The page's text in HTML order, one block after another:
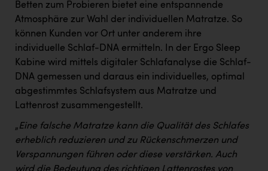
Betten zum Probieren bietet eine entspannende
Atmosphäre zur Wahl der individuellen Matratze. So
können Kunden vor Ort unter anderem ihre
individuelle Schlaf-DNA ermitteln. In der Ergo Sleep
Kabine wird mittels digitaler Schlafanalyse die Schlaf-
DNA gemessen und daraus ein individuelles, optimal
abgestimmtes Schlafsystem aus Matratze und
Lattenrost zusammengestellt.
„Eine falsche Matratze kann die Qualität des Schlafes
erheblich reduzieren und zu Rückenschmerzen und
Verspannungen führen oder diese verstärken. Auch